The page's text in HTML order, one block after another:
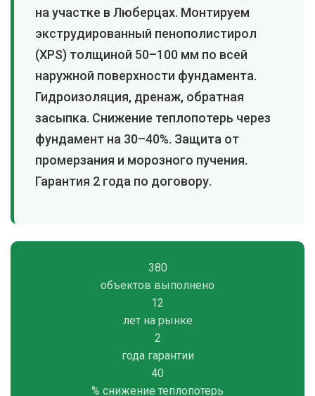
на участке в Люберцах. Монтируем
экструдированный пенополистирол
(XPS) толщиной 50–100 мм по всей
наружной поверхности фундамента.
Гидроизоляция, дренаж, обратная
засыпка. Снижение теплопотерь через
фундамент на 30–40%. Защита от
промерзания и морозного пучения.
Гарантия 2 года по договору.
380
объектов выполнено
12
лет на рынке
2
года гарантии
40
% снижение теплопотерь